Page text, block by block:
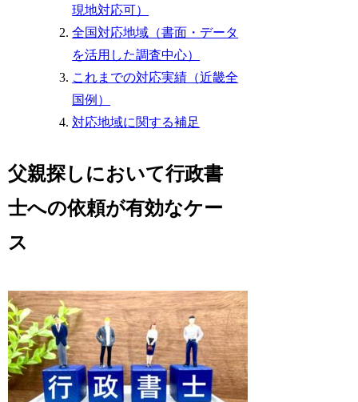
現地対応可）
全国対応地域（書面・データ
を活用した調査中心）
これまでの対応実績（近畿全
国例）
対応地域に関する補足
父親探しにおいて行政書
士への依頼が有効なケー
ス